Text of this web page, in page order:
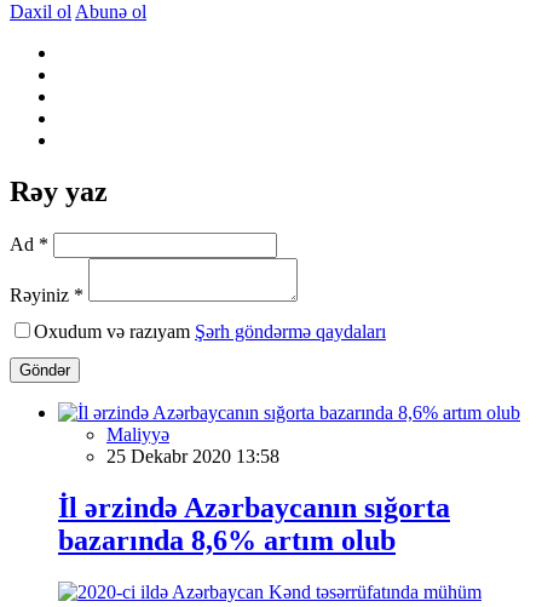
Daxil ol Abunə ol
Rəy yaz
Ad *
Rəyiniz *
Oxudum və razıyam Şərh göndərmə qaydaları
Göndər
Maliyyə
25 Dekabr 2020 13:58
İl ərzində Azərbaycanın sığorta
bazarında 8,6% artım olub